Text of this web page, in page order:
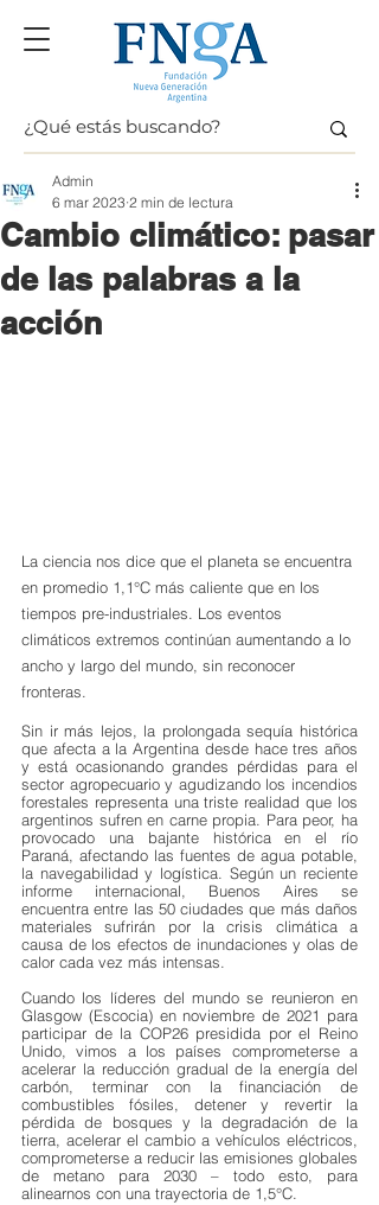
Cambio climático: pasar
de las palabras a la
acción
Admin
6 mar 2023 2 min de lectura
La ciencia nos dice que el planeta se encuentra
en promedio 1,1°C más caliente que en los
tiempos pre-industriales. Los eventos
climáticos extremos continúan aumentando a lo
ancho y largo del mundo, sin reconocer
fronteras.
Sin ir más lejos, la prolongada sequía histórica
que afecta a la Argentina desde hace tres años
y está ocasionando grandes pérdidas para el
sector agropecuario y agudizando los incendios
forestales representa una triste realidad que los
argentinos sufren en carne propia. Para peor, ha
provocado una bajante histórica en el río
Paraná, afectando las fuentes de agua potable,
la navegabilidad y logística. Según un reciente
informe internacional, Buenos Aires se
encuentra entre las 50 ciudades que más daños
materiales sufrirán por la crisis climática a
causa de los efectos de inundaciones y olas de
calor cada vez más intensas.
Cuando los líderes del mundo se reunieron en
Glasgow (Escocia) en noviembre de 2021 para
participar de la COP26 presidida por el Reino
Unido, vimos a los países comprometerse a
acelerar la reducción gradual de la energía del
carbón, terminar con la financiación de
combustibles fósiles, detener y revertir la
pérdida de bosques y la degradación de la
tierra, acelerar el cambio a vehículos eléctricos,
comprometerse a reducir las emisiones globales
de metano para 2030 – todo esto, para
alinearnos con una trayectoria de 1,5°C.